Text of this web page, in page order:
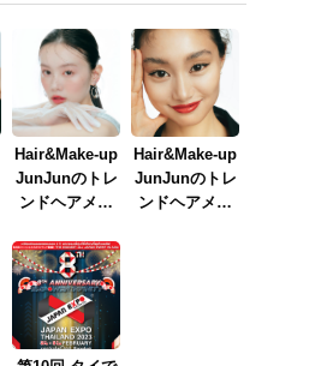
Hair&Make-up
JunJunのトレ
ンドヘアメイ
イク
ver.2023』
Hair&Make-up
JunJunのトレ
ンドヘアメイ